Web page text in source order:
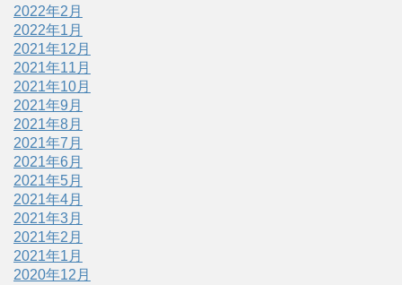
2022年2月
2022年1月
2021年12月
2021年11月
2021年10月
2021年9月
2021年8月
2021年7月
2021年6月
2021年5月
2021年4月
2021年3月
2021年2月
2021年1月
2020年12月